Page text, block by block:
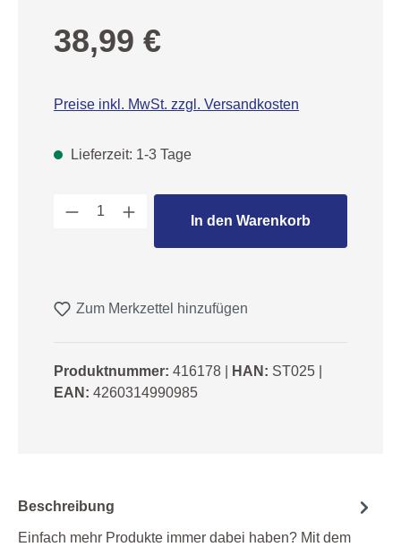
Regulärer Preis:
38,99 €
Preise inkl. MwSt. zzgl. Versandkosten
Lieferzeit: 1-3 Tage
Produkt Anzahl: Gib den
In den Warenkorb
Zum Merkzettel hinzufügen
Produktnummer: 416178 HAN: ST025
EAN: 4260314990985
Beschreibung
Einfach mehr Produkte immer dabei haben? Mit dem